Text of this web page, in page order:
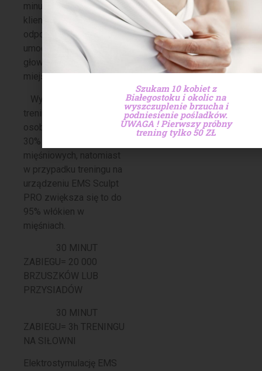
minut, w trakcie których
klient leży z
odpowiednio
umocowanymi
głowicami w wybranym
miejscu zabiegowym.
Wykonując normalny
trening, przeciętna
osoba angażuje około
30% włókien
mięśniowych, natomiast
w przypadku treningu na
urządzeniu EMS Sculpt
PRO zwiększa się to do
95% włókien w
mięśniach.
30 MINUT
ZABIEGU= 20 000
BRZUSZKÓW LUB
PRZYSIADÓW
30 MINUT
ZABIEGU= 3h TRENINGU
NA SIŁOWNI
Elektrostymulację EMS
Szukam 10 kobiet z
Białegostoku i okolic na
wyszczuplenie brzucha i
podniesienie pośladków.
UWAGA ! Pierwszy próbny
trening tylko 50 ZŁ